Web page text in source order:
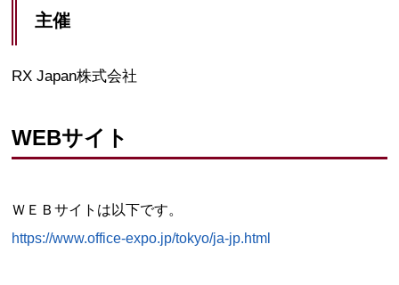
主催
RX Japan株式会社
WEBサイト
ＷＥＢサイトは以下です。
https://www.office-expo.jp/tokyo/ja-jp.html